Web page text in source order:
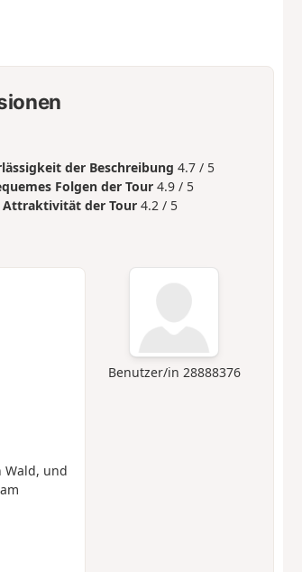
der Beschreibung 4.7 / 5
Folgen der Tour 4.9 / 5
Attraktivität der Tour 4.2 / 5
Benutzer/in 28888376
Wald, und